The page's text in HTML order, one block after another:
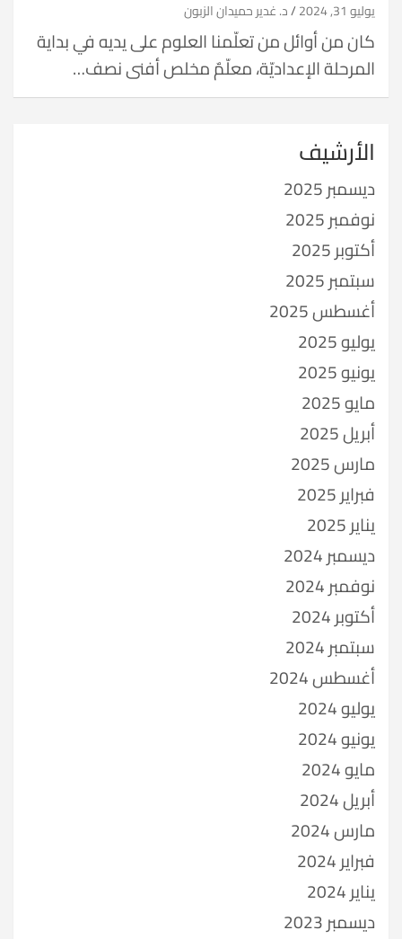
يوليو 31, 2024 د. غدير حميدان الزبون
كان من أوائل من تعلّمنا العلوم على يديه في بداية
المرحلة الإعداديّة، معلّمٌ مخلص أفنى نصف…
الأرشيف
ديسمبر 2025
نوفمبر 2025
أكتوبر 2025
سبتمبر 2025
أغسطس 2025
يوليو 2025
يونيو 2025
مايو 2025
أبريل 2025
مارس 2025
فبراير 2025
يناير 2025
ديسمبر 2024
نوفمبر 2024
أكتوبر 2024
سبتمبر 2024
أغسطس 2024
يوليو 2024
يونيو 2024
مايو 2024
أبريل 2024
مارس 2024
فبراير 2024
يناير 2024
ديسمبر 2023